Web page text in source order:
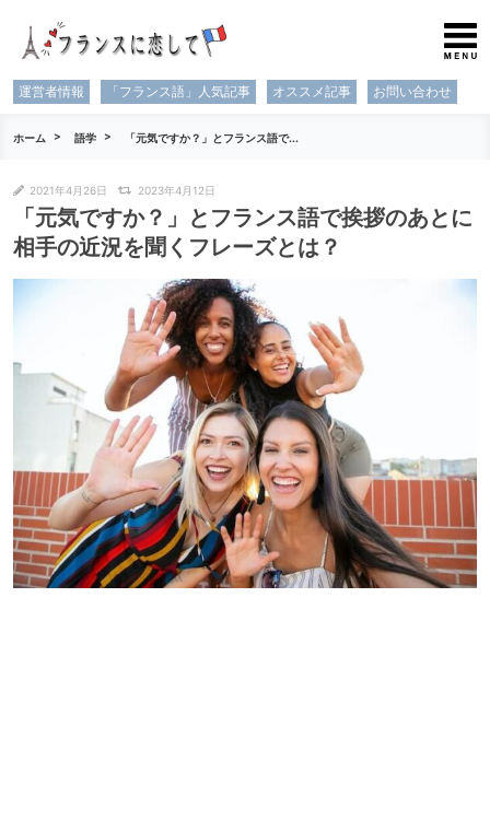
運営者情報 「フランス語」人気記事 オススメ記事 お問い合わせ
ホーム 語学 「元気ですか？」とフランス語で...
2021年4月26日 2023年4月12日
「元気ですか？」とフランス語で挨拶のあとに
相手の近況を聞くフレーズとは？